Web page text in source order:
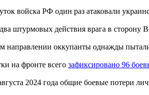
войска РФ один раз атаковали
штурмовых действия врага в сторону
направлении оккупанты однажды
на фронте всего зафиксировано 96
2024 года общие боевые потери